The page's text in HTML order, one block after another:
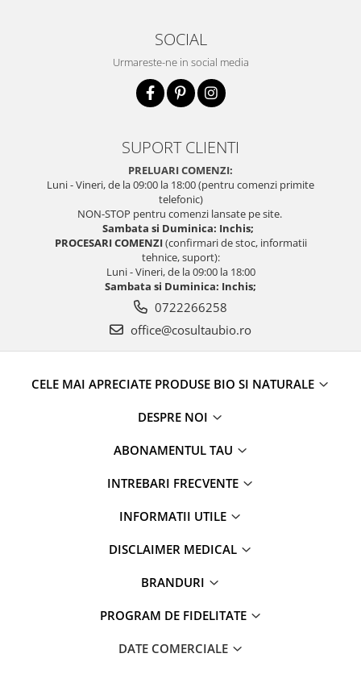
SOCIAL
Urmareste-ne in social media
SUPORT CLIENTI
PRELUARI COMENZI:
Luni - Vineri, de la 09:00 la 18:00 (pentru comenzi primite
telefonic)
NON-STOP pentru comenzi lansate pe site.
Sambata si Duminica: Inchis;
PROCESARI COMENZI(confirmari de stoc, informatii
tehnice, suport):
Luni - Vineri, de la 09:00 la 18:00
Sambata si Duminica: Inchis;
0722266258
office@cosultaubio.ro
CELE MAI APRECIATE PRODUSE BIO SI NATURALE
DESPRE NOI
ABONAMENTUL TAU
INTREBARI FRECVENTE
INFORMATII UTILE
DISCLAIMER MEDICAL
BRANDURI
PROGRAM DE FIDELITATE
DATE COMERCIALE